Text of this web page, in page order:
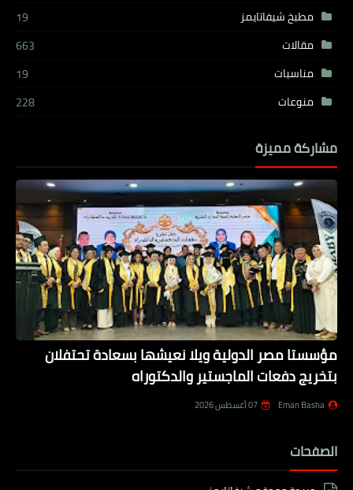
مطبخ شيفاتايمز
19
مقالات
663
مناسبات
19
منوعات
228
مشاركة مميزة
مؤسستا مصر الدولية ويلا نعيشها بسعادة تحتفلان
بتخريج دفعات الماجستير والدكتوراه
Eman Basha 07 أغسطس 2026
الصفحات